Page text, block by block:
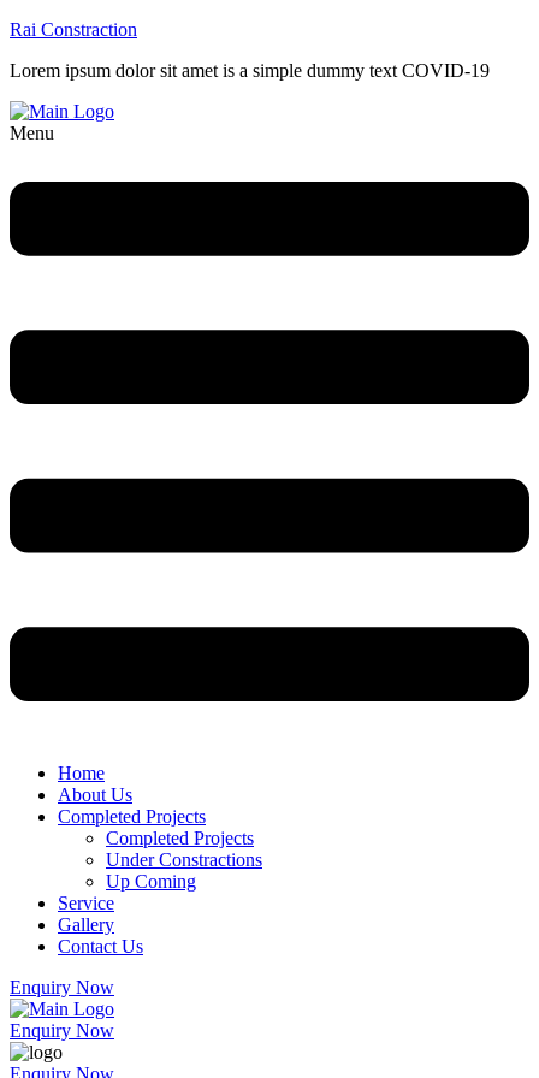
Rai Constraction
Lorem ipsum dolor sit amet is a simple dummy text COVID-19
Menu
Home
About Us
Completed Projects
Completed Projects
Under Constractions
Up Coming
Service
Gallery
Contact Us
Enquiry Now
Enquiry Now
Enquiry Now